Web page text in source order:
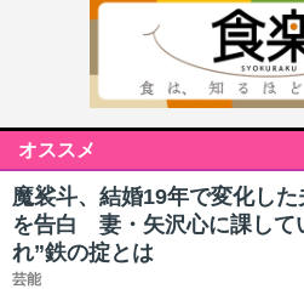
オススメ
魔裟斗、結婚19年で変化し
を告白 妻・矢沢心に課して
れ”鉄の掟とは
芸能